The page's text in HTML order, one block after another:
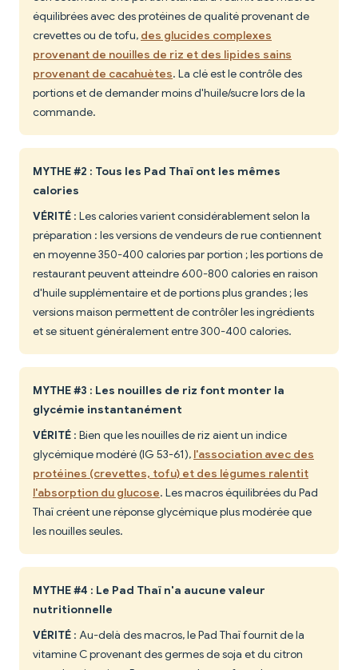
équilibrées avec des protéines de qualité provenant de
crevettes ou de tofu, des glucides complexes
provenant de nouilles de riz et des lipides sains
provenant de cacahuètes. La clé est le contrôle des
portions et de demander moins d'huile/sucre lors de la
commande.
MYTHE #2 : Tous les Pad Thaï ont les mêmes
calories
VÉRITÉ : Les calories varient considérablement selon la
préparation : les versions de vendeurs de rue contiennent
en moyenne 350-400 calories par portion ; les portions de
restaurant peuvent atteindre 600-800 calories en raison
d'huile supplémentaire et de portions plus grandes ; les
versions maison permettent de contrôler les ingrédients
et se situent généralement entre 300-400 calories.
MYTHE #3 : Les nouilles de riz font monter la
glycémie instantanément
VÉRITÉ : Bien que les nouilles de riz aient un indice
glycémique modéré (IG 53-61), l'association avec des
protéines (crevettes, tofu) et des légumes ralentit
l'absorption du glucose. Les macros équilibrées du Pad
Thaï créent une réponse glycémique plus modérée que
les nouilles seules.
MYTHE #4 : Le Pad Thaï n'a aucune valeur
nutritionnelle
VÉRITÉ : Au-delà des macros, le Pad Thaï fournit de la
vitamine C provenant des germes de soja et du citron